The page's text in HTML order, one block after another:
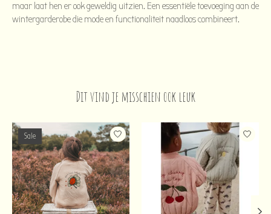
maar laat hen er ook geweldig uitzien. Een essentiële toevoeging aan de
wintergarderobe die mode en functionaliteit naadloos combineert.
Dit vind je misschien ook leuk
Items van productcarrousel
Sale